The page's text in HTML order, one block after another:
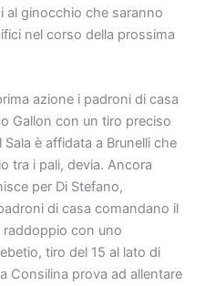
al ginocchio che saranno
nel corso della prossima
azione i padroni di casa
Gallon con un tiro preciso
è affidata a Brunelli che
tra i pali, devia. Ancora
per Di Stefano,
di casa comandano il
con uno
tiro del 15 al lato di
Consilina prova ad allentare